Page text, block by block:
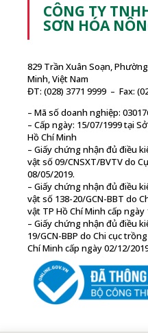
CÔNG TY
SƠN HÓA
829 Trần Xuân Soạn,
Minh, Việt Nam
ĐT: (028) 3771 9999 – Fax:
– Mã số doanh nghiệp:
– Cấp ngày: 15/07/1999 tại
Hồ Chí Minh
– Giấy chứng nhận đủ điều
vật số 09/CNSXT/BVTV do
08/05/2019.
– Giấy chứng nhận đủ điều
vật số 138-20/GCN-BBT do
vật TP Hồ Chí Minh cấp ngày
– Giấy chứng nhận đủ điều
19/GCN-BBP do Chi cục
Chí Minh cấp ngày 02/12/